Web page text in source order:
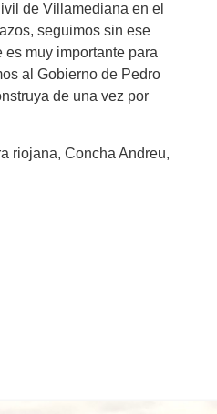
de Villamediana en el
seguimos sin ese
muy importante para
al Gobierno de Pedro
de una vez por
riojana, Concha Andreu,